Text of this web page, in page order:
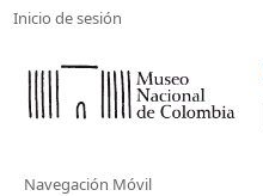
Inicio de sesión
Navegación Móvil